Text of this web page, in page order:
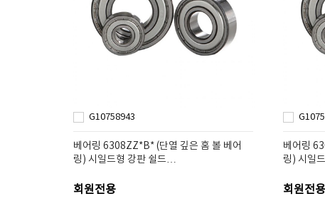
G10758943
베어링 6308ZZ*B* (단열 깊은 홈 볼 베어
링) 시일드형 강판 쉴드…
회원전용
베어링
링) 시일
회원전용